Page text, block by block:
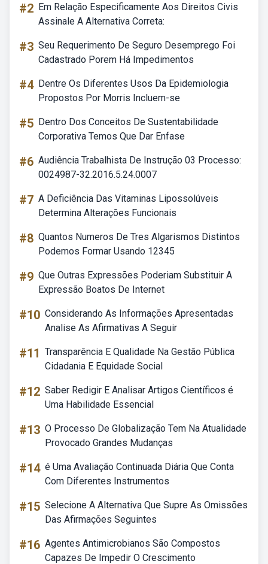
#2 Em Relação Especificamente Aos Direitos Civis
Assinale A Alternativa Correta:
#3 Seu Requerimento De Seguro Desemprego Foi
Cadastrado Porem Há Impedimentos
#4 Dentre Os Diferentes Usos Da Epidemiologia
Propostos Por Morris Incluem-se
#5 Dentro Dos Conceitos De Sustentabilidade
Corporativa Temos Que Dar Enfase
#6 Audiência Trabalhista De Instrução 03 Processo:
0024987-32.2016.5.24.0007
#7 A Deficiência Das Vitaminas Lipossolúveis
Determina Alterações Funcionais
#8 Quantos Numeros De Tres Algarismos Distintos
Podemos Formar Usando 12345
#9 Que Outras Expressões Poderiam Substituir A
Expressão Boatos De Internet
#10 Considerando As Informações Apresentadas
Analise As Afirmativas A Seguir
#11 Transparência E Qualidade Na Gestão Pública
Cidadania E Equidade Social
#12 Saber Redigir E Analisar Artigos Científicos é
Uma Habilidade Essencial
#13 O Processo De Globalização Tem Na Atualidade
Provocado Grandes Mudanças
#14 é Uma Avaliação Continuada Diária Que Conta
Com Diferentes Instrumentos
#15 Selecione A Alternativa Que Supre As Omissões
Das Afirmações Seguintes
#16 Agentes Antimicrobianos São Compostos
Capazes De Impedir O Crescimento